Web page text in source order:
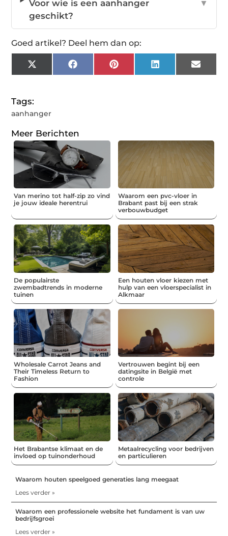
Voor wie is een aanhanger
geschikt?
▼
Goed artikel? Deel hem dan op:
X
(Twitter)
FacebookPinterestLinkedInEmail
Tags:
aanhanger
Meer Berichten
Van merino tot half-zip zo vind
je jouw ideale herentrui
Waarom een pvc-vloer in
Brabant past bij een strak
verbouwbudget
De populairste
zwembadtrends in moderne
tuinen
Een houten vloer kiezen met
hulp van een vloerspecialist in
Alkmaar
Wholesale Carrot Jeans and
Their Timeless Return to
Fashion
Vertrouwen begint bij een
datingsite in België met
controle
Het Brabantse klimaat en de
invloed op tuinonderhoud
Metaalrecycling voor bedrijven
en particulieren
Waarom houten speelgoed generaties lang meegaat
Lees verder »
Waarom een professionele website het fundament is van uw
bedrijfsgroei
Lees verder »